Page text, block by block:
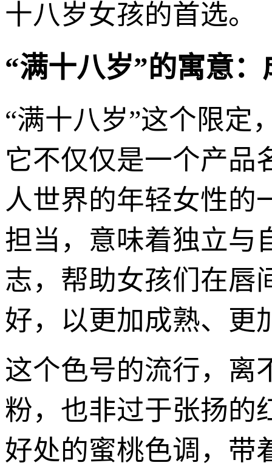
十八岁女孩的首选。
“满十八岁”的寓意
“满十八岁”这个限定
它不仅仅是一个产品
人世界的年轻女性的
担当，意味着独立与
志，帮助女孩们在唇
好，以更加成熟、更
这个色号的流行，离
粉，也非过于张扬的
好处的蜜桃色调，带